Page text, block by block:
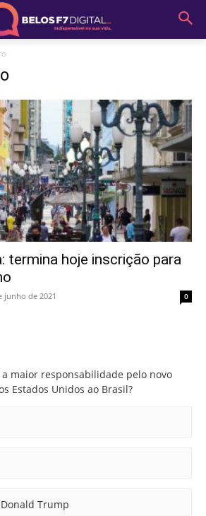
termina hoje inscrição para
junho de 2021 0
maior responsabilidade pelo novo
Estados Unidos ao Brasil?
Trump